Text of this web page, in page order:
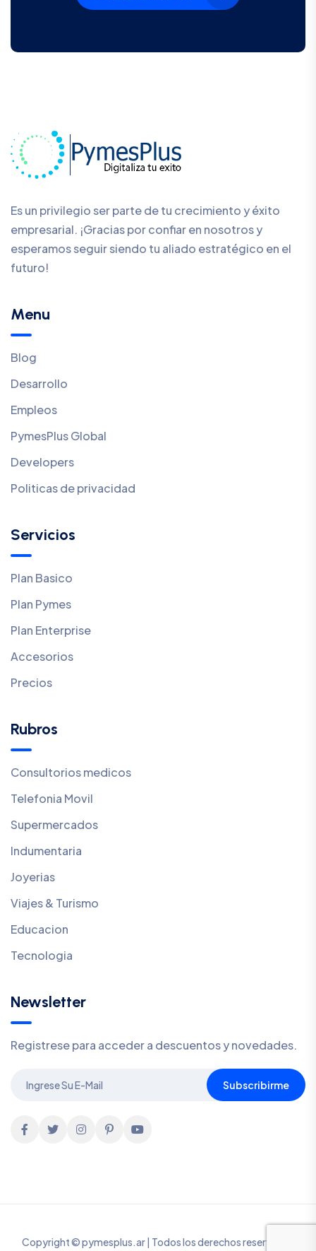
Es un privilegio ser parte de tu crecimiento y éxito
empresarial. ¡Gracias por confiar en nosotros y
esperamos seguir siendo tu aliado estratégico en el
futuro!
Menu
Blog
Desarrollo
Empleos
PymesPlus Global
Developers
Politicas de privacidad
Servicios
Plan Basico
Plan Pymes
Plan Enterprise
Accesorios
Precios
Rubros
Consultorios medicos
Telefonia Movil
Supermercados
Indumentaria
Joyerias
Viajes & Turismo
Educacion
Tecnologia
Newsletter
Registrese para acceder a descuentos y novedades.
Subscribirme
Copyright © pymesplus.ar | Todos los derechos reservados